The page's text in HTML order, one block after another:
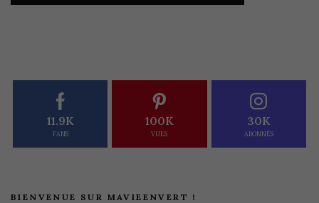
11.9K
FANS
100K
VUES
30K
ABONNÉS
BIENVENUE SUR MAVIEENVERT !